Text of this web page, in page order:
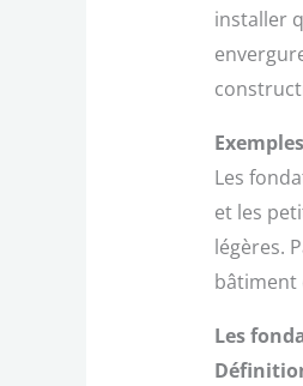
installer
Les
et les
légères.
bâtiment
Les